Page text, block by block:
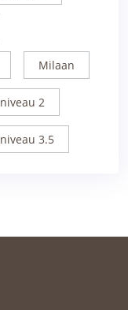
Milaan
niveau 2
niveau 3.5